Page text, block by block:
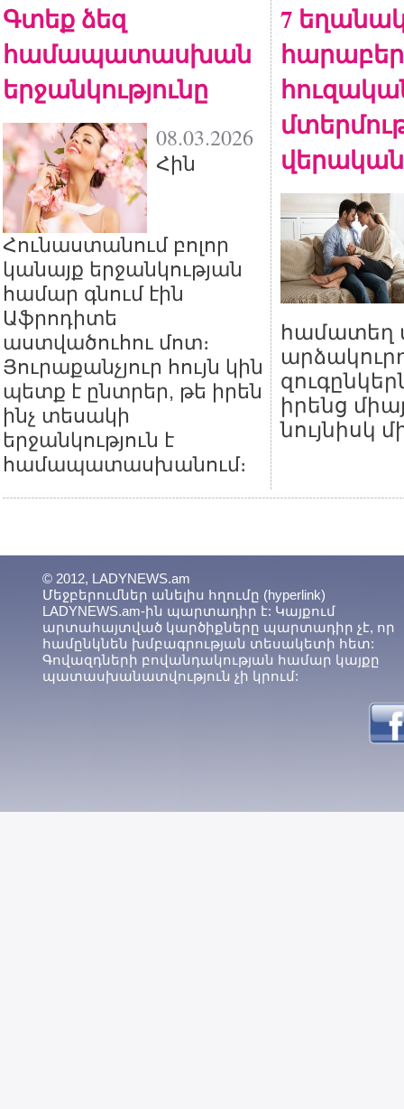
Գտեք ձեզ
համապատասխան
երջանկությունը
08.03.2026
Հին
Հունաստանում բոլոր
կանայք երջանկության
համար գնում էին
Աֆրոդիտե
աստվածուհու մոտ։
Յուրաքանչյուր հույն կին
պետք է ընտրեր, թե իրեն
ինչ տեսակի
երջանկություն է
համապատասխանում։
7
համատեղ
իրենց
նույնիսկ
© 2012, LADYNEWS.am
Մեջբերումներ անելիս հղումը (hyperlink)
LADYNEWS.am-ին պարտադիր է: Կայքում
արտահայտված կարծիքները պարտադիր չէ, որ
համընկնեն խմբագրության տեսակետի հետ:
Գովազդների բովանդակության համար կայքը
պատասխանատվություն չի կրում: